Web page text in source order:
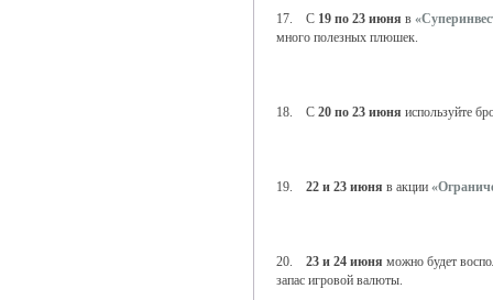
17. С 19 по 23 июня в
много полезных плюшек.
18. С 20 по 23 июня используйте
19. 22 и 23 июня в акции
20. 23 и 24 июня можно будет
запас игровой валюты.